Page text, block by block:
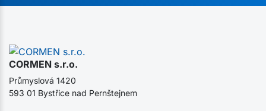
CORMEN s.r.o.
Průmyslová 1420
593 01 Bystřice nad Pernštejnem